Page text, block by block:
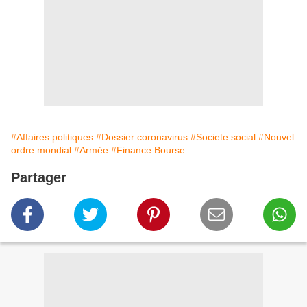
#Affaires politiques #Dossier coronavirus #Societe social #Nouvel
ordre mondial #Armée #Finance Bourse
Partager